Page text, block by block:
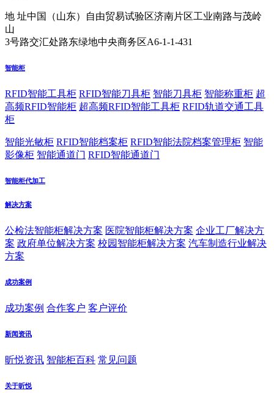
地 址中国（山东）自由贸易试验区济南片区工业南路与茂岭
山
3号路交汇处路东绿地中央商务区A6-1-1-431
智能柜
RFID智能工具柜 RFID智能刀具柜 智能刀具柜 智能称重柜 超
高频RFID智能柜 超高频RFID智能工具柜 RFID轨道交通工具
柜
智能光敏柜 RFID智能档案柜 RFID智能法院档案管理柜 智能
影像柜 智能通道门 RFID智能通道门
智能柜代加工
解决方案
公检法智能柜解决方案 医院智能柜解决方案 企业工厂解决方
案 政府单位解决方案 校园智能柜解决方案 汽车制造行业解决
方案
成功案例
成功案例 合作客户 客户评价
新闻资讯
昕悦资讯 智能柜百科 常见问题
关于昕悦